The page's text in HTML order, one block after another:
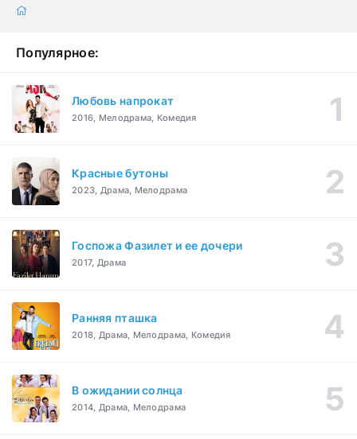
Популярное:
Любовь напрокат
2016, Мелодрама, Комедия
Красные бутоны
2023, Драма, Мелодрама
Госпожа Фазилет и ее дочери
2017, Драма
Ранняя пташка
2018, Драма, Мелодрама, Комедия
В ожидании солнца
2014, Драма, Мелодрама